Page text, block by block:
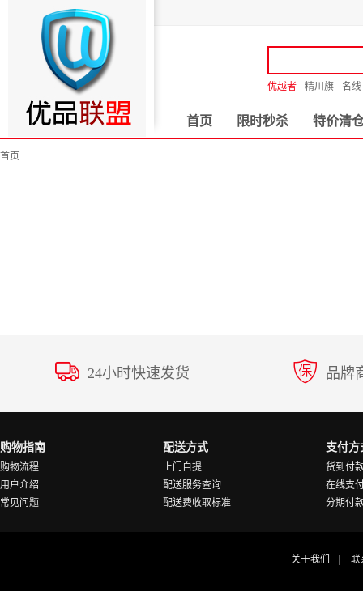
优越者 精川旗 名线
首页 限时秒杀 特价清
首页
24小时快速发货 品牌
购物指南
购物流程
用户介绍
常见问题
配送方式
上门自提
配送服务查询
配送费收取标准
支付方
货到付
在线支
分期付
关于我们 联